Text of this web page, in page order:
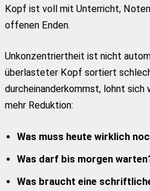
Kopf ist voll mit Unterricht,
offenen Enden.
Unkonzentriertheit ist nicht
überlasteter Kopf sortiert
durcheinanderkommst, lohnt sich
mehr Reduktion:
Was muss heute wirklich
Was darf bis morgen
Was braucht eine